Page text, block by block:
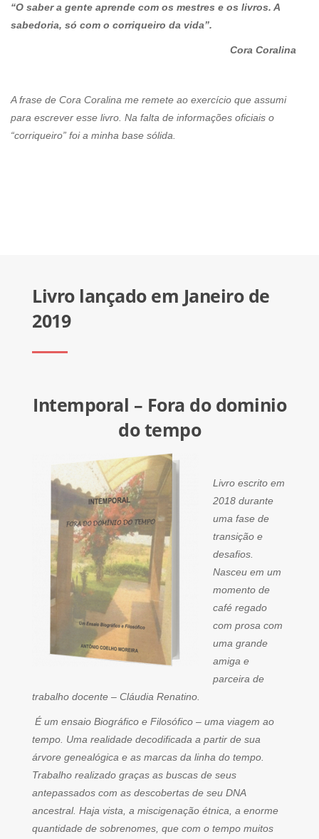
“O saber a gente aprende com os mestres e os livros. A
sabedoria, só com o corriqueiro da vida”.
Cora Coralina
A frase de Cora Coralina me remete ao exercício que assumi
para escrever esse livro. Na falta de informações oficiais o
“corriqueiro” foi a minha base sólida.
Livro lançado em Janeiro de
2019
Intemporal – Fora do dominio
do tempo
Livro escrito em
2018 durante
uma fase de
transição e
desafios.
Nasceu em um
momento de
café regado
com prosa com
uma grande
amiga e
parceira de
trabalho docente – Cláudia Renatino.
É um ensaio Biográfico e Filosófico – uma viagem ao
tempo. Uma realidade decodificada a partir de sua
árvore genealógica e as marcas da linha do tempo.
Trabalho realizado graças as buscas de seus
antepassados com as descobertas de seu DNA
ancestral. Haja vista, a miscigenação étnica, a enorme
quantidade de sobrenomes, que com o tempo muitos